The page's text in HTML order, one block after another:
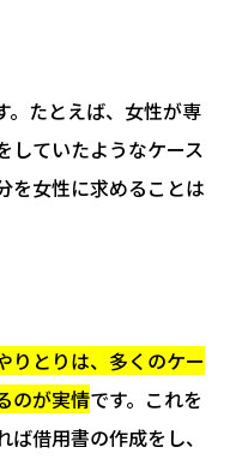
。たとえば、女性が専
していたようなケース
を女性に求めることは
りとりは、多くのケー
のが実情です。これを
借用書の作成をし、